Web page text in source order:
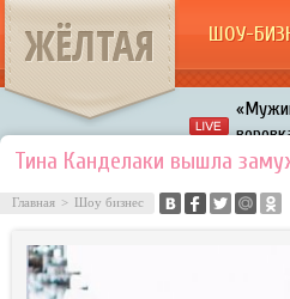
ЖЁЛТАЯ ШОУ-
Тина Канделаки вышла
Главная > Шоу бизнес